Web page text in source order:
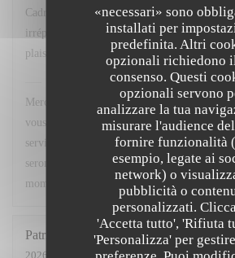
«necessari» sono
installati per
predefinita. Altri
opzionali richiedono
consenso. Questi
opzionali servono
analizzare la tua
misurare l'audience
fornire funzionalità
esempio, legate ai
network) o
pubblicità o
personalizzati.
'Accetta tutto', 'Rifiuta
'Personalizza' per
Cadre agréable, excellente cuisine avec un
irréprochable...que demander de plus ? Nous
plaisir.
ha risposto a questa
Merci beaucoup pour votre superbe retour !
vous ayez apprécié le cadre, notre cuisine
service. Votre satisfaction est notre plus belle
serons très heureux de vous accueillir à
moment gourmand. À très bientôt !
Patricia
2026-07-02
- 12:00 - Ospiti 3